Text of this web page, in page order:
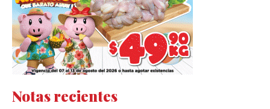
Notas recientes